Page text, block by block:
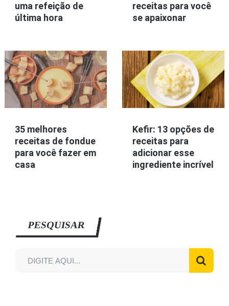
uma refeição de
última hora
receitas para você
se apaixonar
35 melhores
receitas de fondue
para você fazer em
casa
Kefir: 13 opções de
receitas para
adicionar esse
ingrediente incrível
PESQUISAR